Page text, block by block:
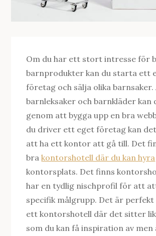
Om du har ett stort intresse för
barnprodukter kan du starta ett
företag och sälja olika barnsaker.
barnleksaker och barnkläder kan
genom att bygga upp en bra
du driver ett eget företag kan
att ha ett kontor att gå till. Det
brakontorshotell där du kan hyra
kontorsplats. Det finns
har en tydlig nischprofil för att
specifik målgrupp. Det är
ett kontorshotell där det sitter
som du kan få inspiration av men